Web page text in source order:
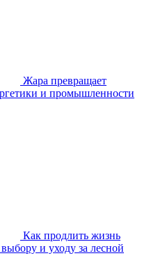
Жара превращает
и промышленности
Как продлить жизнь
и уходу за лесной